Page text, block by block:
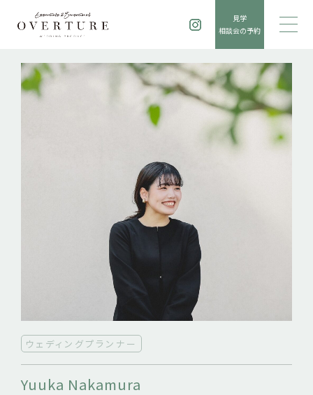
見学
相談会の予約
ウェディングプランナー
Yuuka Nakamura